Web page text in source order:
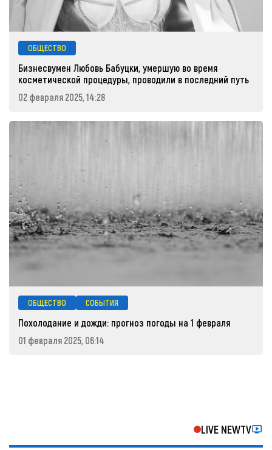
ОБЩЕСТВО
Бизнесвумен Любовь Бабуцки, умершую во время
косметической процедуры, проводили в последний путь
02 февраля 2025, 14:28
ОБЩЕСТВО СОБЫТИЯ
Похолодание и дожди: прогноз погоды на 1 февраля
01 февраля 2025, 06:14
LIVE NEWTV